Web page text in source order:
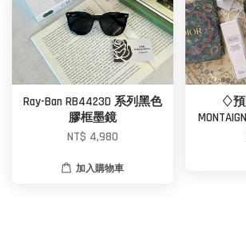
Ray-Ban RB4423D 系列黑色
膠框墨鏡
NT$ 4,980
加入購物車
♢預